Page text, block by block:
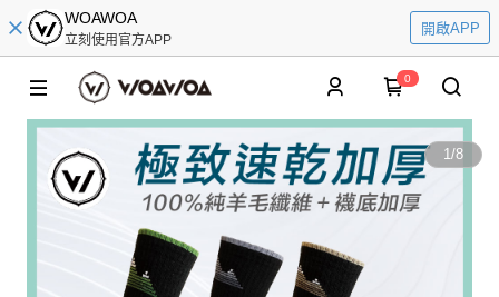
WOAWOA
立刻使用官方APP
開啟APP
0
1/8